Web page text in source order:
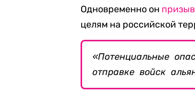
Одновременно он
целям на российской
«Потенциальные
отправке войск